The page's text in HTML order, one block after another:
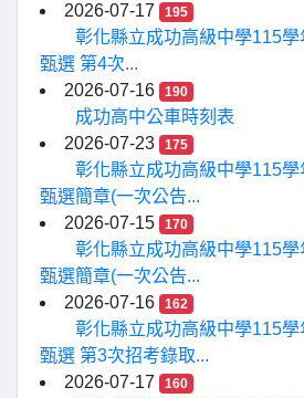
2026-07-17
195
彰化縣立成功高級中學115
甄選 第4次...
2026-07-16
190
成功高中公車時刻表
2026-07-23
175
彰化縣立成功高級中學115
甄選簡章(一次公告...
2026-07-15
170
彰化縣立成功高級中學115
甄選簡章(一次公告...
2026-07-16
162
彰化縣立成功高級中學115
甄選 第3次招考錄取...
2026-07-17
160